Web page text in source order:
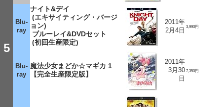
5
Blu-
ray
ナイト&デイ
(エキサイティング・バージ
ョン)
ブルーレイ&DVDセット
(初回生産限定)
2011年
2月4日 3,990円
Blu-
ray
魔法少女まどか☆マギカ 1
【完全生産限定版】
2011年
3月30
日
7,350円